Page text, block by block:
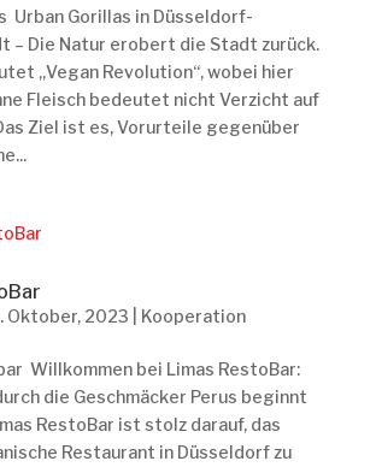
Urban Gorillas in Düsseldorf-
– Die Natur erobert die Stadt zurück.
„Vegan Revolution“, wobei hier
Fleisch bedeutet nicht Verzicht auf
Ziel ist es, Vorurteile gegenüber
Oktober, 2023 Kooperation
Willkommen bei Limas RestoBar:
die Geschmäcker Perus beginnt
RestoBar ist stolz darauf, das
Restaurant in Düsseldorf zu